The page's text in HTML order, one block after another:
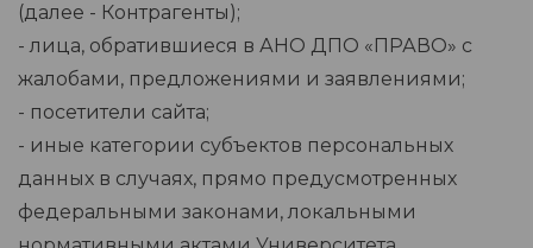
(далее - Контрагенты);
- лица, обратившиеся в АНО ДПО «ПРАВО» с
жалобами, предложениями и заявлениями;
- посетители сайта;
- иные категории субъектов персональных
данных в случаях, прямо предусмотренных
федеральными законами, локальными